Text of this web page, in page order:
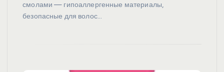
смолами — гипоаллергенные материалы,
безопасные для волос…